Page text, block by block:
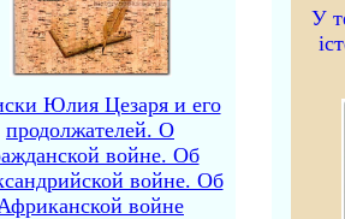
Юлия Цезаря и его
продолжателей. О
войне. Об
войне. Об
войне
У